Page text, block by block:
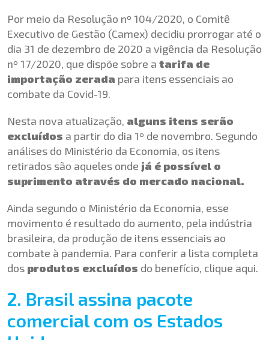
Por meio da Resolução nº 104/2020, o Comitê
Executivo de Gestão (Camex) decidiu prorrogar até o
dia 31 de dezembro de 2020 a vigência da Resolução
nº 17/2020, que dispõe sobre a tarifa de
importação zerada para itens essenciais ao
combate da Covid-19.
Nesta nova atualização, alguns itens serão
excluídos a partir do dia 1º de novembro. Segundo
análises do Ministério da Economia, os itens
retirados são aqueles onde já é possível o
suprimento através do mercado nacional.
Ainda segundo o Ministério da Economia, esse
movimento é resultado do aumento, pela indústria
brasileira, da produção de itens essenciais ao
combate à pandemia. Para conferir a lista completa
dos produtos excluídos do benefício, clique aqui.
2. Brasil assina pacote
comercial com os Estados